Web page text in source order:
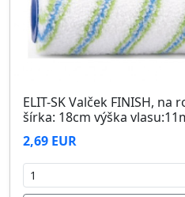
ELIT-SK Valček FINISH,
šírka: 18cm výška
2,69 EUR